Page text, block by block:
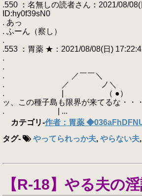
.550 ：名無しの読者さん：2021/08/
ID:hy0f39sN0
. あっ
. ふーん（察し）
.
.553 ：胃薬 ★：2021/08/08(日)
.
.
. ／￣￣＼
. ／ ノ＼
. | （ ●
ッ、この種子島も限界が来てるな・・
. | ...
カテゴリ-作者：胃薬
タグ- やってられっか夫, やらない夫,
【R-18】やる夫の